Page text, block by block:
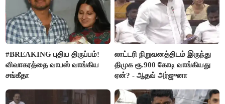
#BREAKING புதிய திருப்பம்!
விவாகரத்தை வாபஸ் வாங்கிய
சங்கீதா
லாட்டரி நிறுவனத்திடம் இருந்து
திமுக ரூ.900 கோடி வாங்கியது
ஏன்? - ஆதவ் அர்ஜுனா